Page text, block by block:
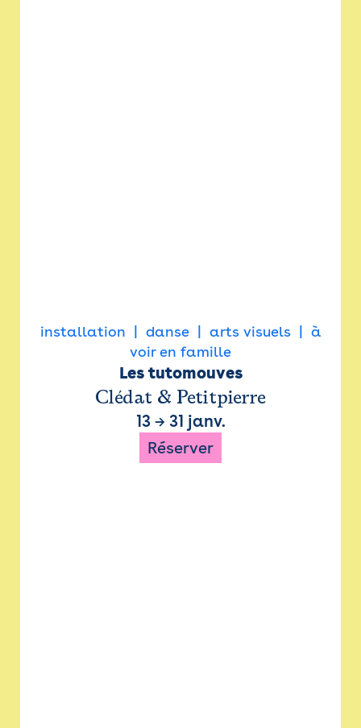
installation danse arts visuels
à
voir en famille
Les tutomouves
Clédat & Petitpierre
13→ 31 janv.
Réserver